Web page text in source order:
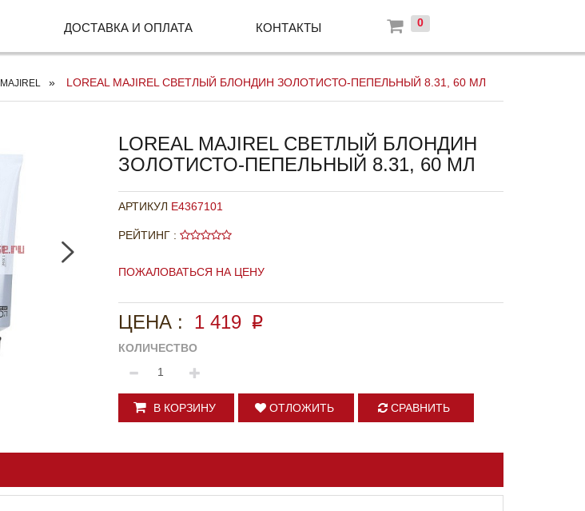
ДОСТАВКА И ОПЛАТА КОНТАКТЫ 0
MAJIREL LOREAL MAJIREL СВЕТЛЫЙ БЛОНДИН ЗОЛОТИСТО-ПЕПЕЛЬНЫЙ 8.31, 60 МЛ
LOREAL MAJIREL СВЕТЛЫЙ БЛОНДИН
ЗОЛОТИСТО-ПЕПЕЛЬНЫЙ 8.31, 60 МЛ
АРТИКУЛ E4367101
РЕЙТИНГ :
ПОЖАЛОВАТЬСЯ НА ЦЕНУ
ЦЕНА : 1 419 p
КОЛИЧЕСТВО
В КОРЗИНУ ОТЛОЖИТЬ СРАВНИТЬ